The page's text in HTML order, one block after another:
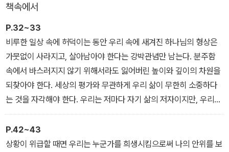
과 평화를 위해 과감히 자신의 것을 내어주어야 한다고 한다. 그가 지
향하는 환대와 영적 우정은 결국 그리스도인들과 교회가 현실의 삶에
서 작은 것 하나라도 변화시키기 위해 같이 고민하고 들어주고 함께
미래를 소망하도록 하자는 것이다.
책속에서
P.32~33
비루한 일상 속에 허덕이는 동안 우리 속에 새겨진 하나님의 형상은
가뭇없이 사라지고, 살아남아야 한다는 강박관념만 남는다. 분주함
속에서 바스러지지 않기 위해서라도 잃어버린 높이와 깊이의 차원을
되찾아야 한다. 세상의 평가와 무관하게 우리 삶이 무한히 소중하다
는 것을 자각해야 한다. 우리는 저마다 자기 삶의 저자이지만, 우리가
써가는 삶의 이야기는 하나님의 구원 이야기의 일부가 되어야 한다.
P.42~43
상황이 위급할 때면 우리는 누군가를 희생시킴으로써 나의 안위를 보